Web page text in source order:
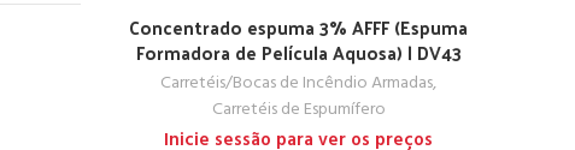
Concentrado espuma 3% AFFF (Espuma
Formadora de Película Aquosa) | DV43
Carretéis/Bocas de Incêndio Armadas,
Carretéis de Espumífero
Inicie sessão para ver os preços